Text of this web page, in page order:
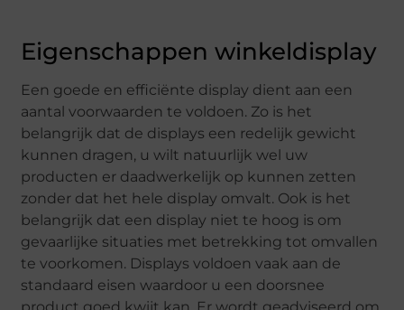
Eigenschappen winkeldisplay
Een goede en efficiënte display dient aan een
aantal voorwaarden te voldoen. Zo is het
belangrijk dat de displays een redelijk gewicht
kunnen dragen, u wilt natuurlijk wel uw
producten er daadwerkelijk op kunnen zetten
zonder dat het hele display omvalt. Ook is het
belangrijk dat een display niet te hoog is om
gevaarlijke situaties met betrekking tot omvallen
te voorkomen. Displays voldoen vaak aan de
standaard eisen waardoor u een doorsnee